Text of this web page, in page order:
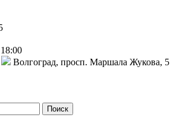
Волгоград, просп. Маршала Жукова, 5